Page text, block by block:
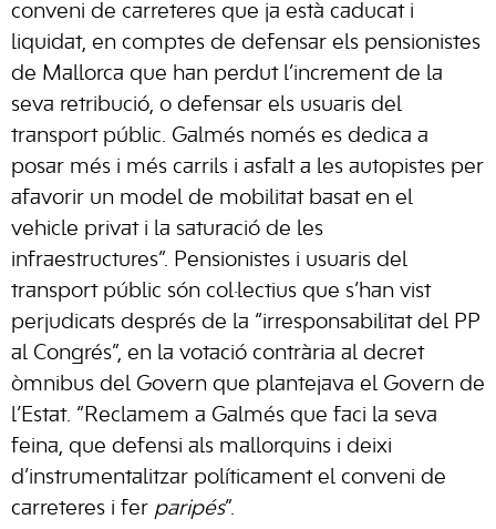
conveni de carreteres que ja està caducat i
liquidat, en comptes de defensar els pensionistes
de Mallorca que han perdut l’increment de la
seva retribució, o defensar els usuaris del
transport públic. Galmés només es dedica a
posar més i més carrils i asfalt a les autopistes per
afavorir un model de mobilitat basat en el
vehicle privat i la saturació de les
infraestructures”. Pensionistes i usuaris del
transport públic són col·lectius que s’han vist
perjudicats després de la “irresponsabilitat del PP
al Congrés”, en la votació contrària al decret
òmnibus del Govern que plantejava el Govern de
l’Estat. “Reclamem a Galmés que faci la seva
feina, que defensi als mallorquins i deixi
d’instrumentalitzar políticament el conveni de
carreteres i fer paripés”.